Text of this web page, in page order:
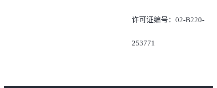
许可证编号：02-B220-
253771